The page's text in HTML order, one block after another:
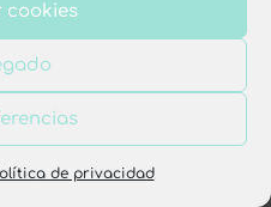
cookies
de privacidad